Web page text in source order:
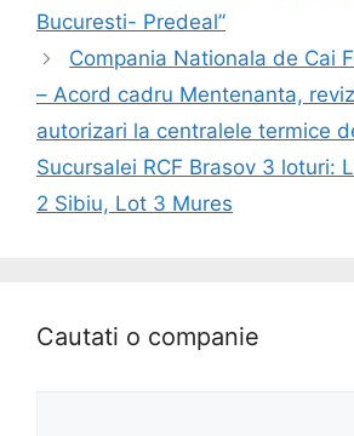
Bucuresti- Predeal”
Compania Nationala de Cai
– Acord cadru Mentenanta,
autorizari la centralele termice
Sucursalei RCF Brasov 3 loturi:
2 Sibiu, Lot 3 Mures
Cautati o companie